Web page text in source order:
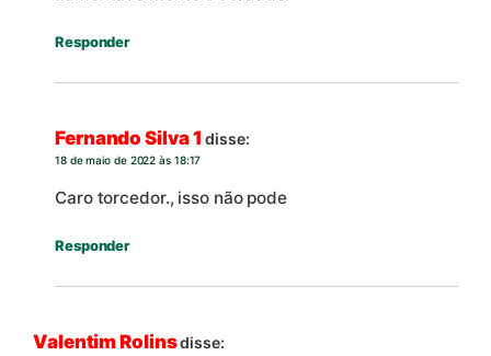
Responder
Fernando Silva 1 disse:
18 de maio de 2022 às 18:17
Caro torcedor., isso não pode
Responder
Valentim Rolinsdisse: